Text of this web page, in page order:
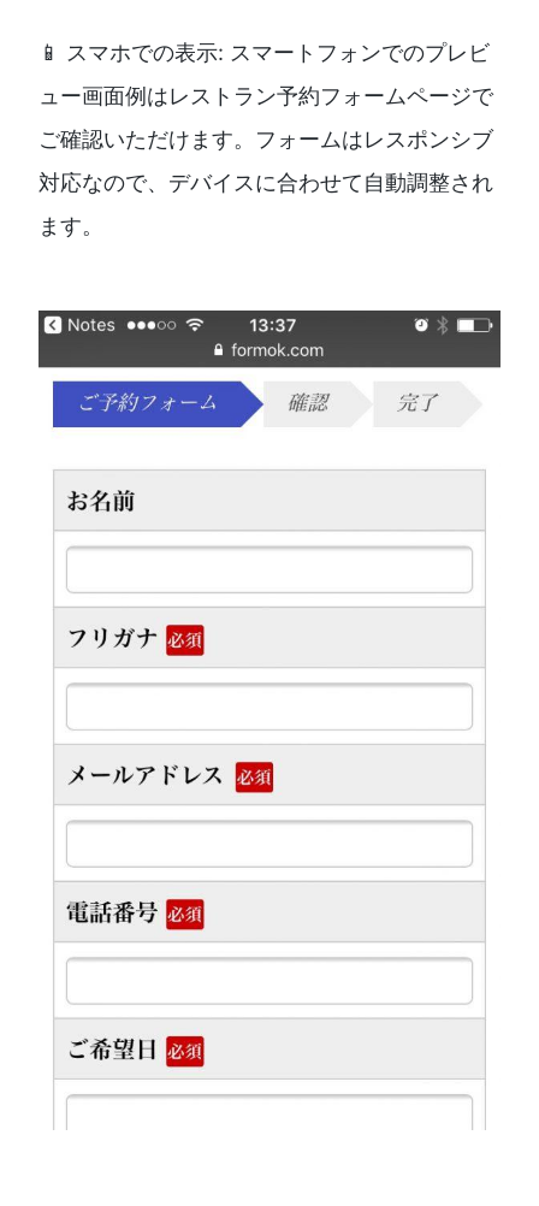
📱 スマホでの表示: スマートフォンでのプレビ
ュー画面例はレストラン予約フォームページで
ご確認いただけます。フォームはレスポンシブ
対応なので、デバイスに合わせて自動調整され
ます。